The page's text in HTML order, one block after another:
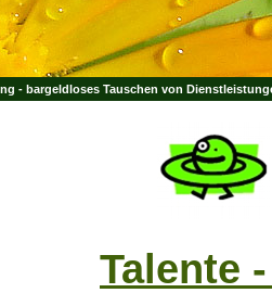
- bargeldloses Tauschen von
Talente